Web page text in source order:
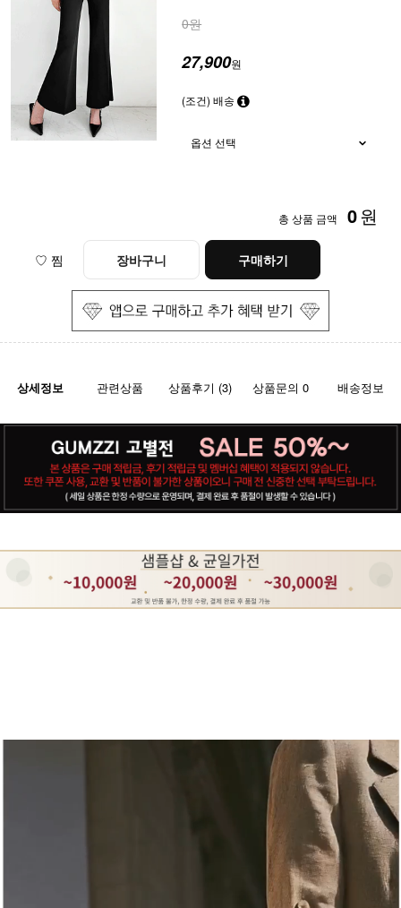
0원
27,900원
(조건) 배송
총 상품 금액 0원
♡ 찜 장바구니 구매하기
상세정보 관련상품 상품후기 (3) 상품문의 0 배송정보